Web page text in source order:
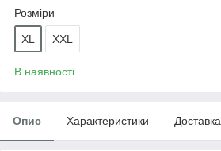
Розміри
XL XXL
В наявності
Опис Характеристики Доставка